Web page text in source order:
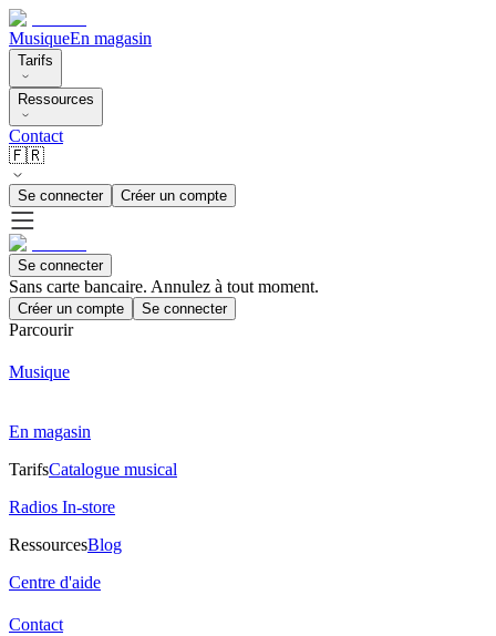
MusiqueEn magasin
Tarifs
Ressources
Contact
🇫🇷
Se connecter Créer un compte
Se connecter
Sans carte bancaire. Annulez à tout moment.
Créer un compte Se connecter
Parcourir
Musique
En magasin
TarifsCatalogue musical
Radios In-store
RessourcesBlog
Centre d'aide
Contact